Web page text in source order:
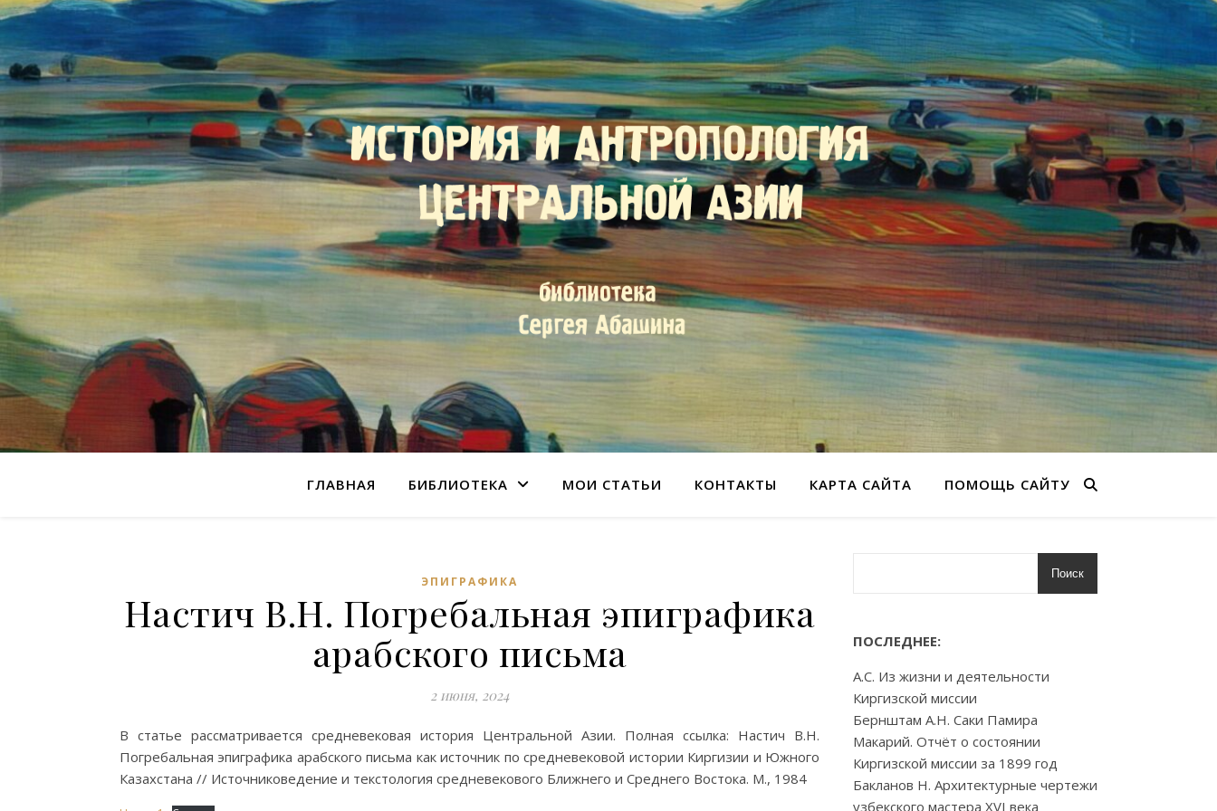
ГЛАВНАЯ БИБЛИОТЕКА МОИ СТАТЬИ КОНТАКТЫ КАРТА САЙТА ПОМОЩЬ САЙТУ
ЭПИГРАФИКА
Настич В.Н. Погребальная эпиграфика
арабского письма
2 июня, 2024
В статье рассматривается средневековая история Центральной Азии. Полная ссылка: Настич В.Н.
Погребальная эпиграфика арабского письма как источник по средневековой истории Киргизии и Южного
Казахстана // Источниковедение и текстология средневекового Ближнего и Среднего Востока. М., 1984
Поиск
ПОСЛЕДНЕЕ:
А.С. Из жизни и деятельности
Киргизской миссии
Бернштам А.Н. Саки Памира
Макарий. Отчёт о состоянии
Киргизской миссии за 1899 год
Бакланов Н. Архитектурные чертежи
узбекского мастера XVI века